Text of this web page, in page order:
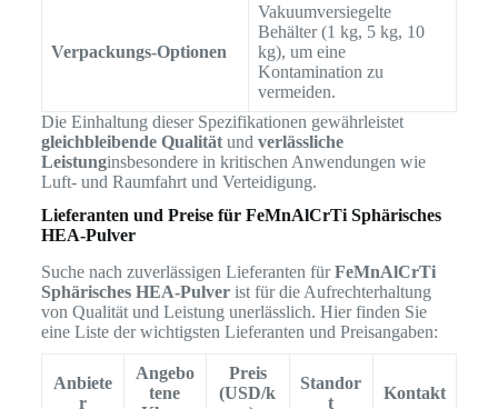
Verpackungs-Optionen
Vakuumversiegelte
Behälter (1 kg, 5 kg, 10
kg), um eine
Kontamination zu
vermeiden.
Die Einhaltung dieser Spezifikationen gewährleistet
gleichbleibende Qualitätund verlässliche
Leistunginsbesondere in kritischen Anwendungen wie
Luft- und Raumfahrt und Verteidigung.
Lieferanten und Preise für FeMnAlCrTi Sphärisches
HEA-Pulver
Suche nach zuverlässigen Lieferanten fürFeMnAlCrTi
Sphärisches HEA-Pulverist für die Aufrechterhaltung
von Qualität und Leistung unerlässlich. Hier finden Sie
eine Liste der wichtigsten Lieferanten und Preisangaben:
Anbiete
r
Angebo
tene
Preis
(USD/k
Standor
t
Kontakt